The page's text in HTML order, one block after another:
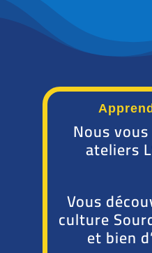
Nous
ateliers
Vous
culture
et bien